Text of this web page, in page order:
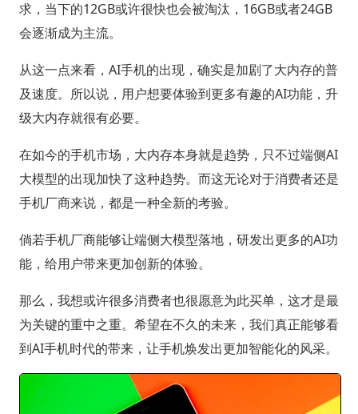
求，当下的12GB或许很快也会被淘汰，16GB或者24GB
会逐渐成为主流。
从这一点来看，AI手机的出现，确实是加剧了大内存的普
及速度。所以说，用户想要体验到更多有趣的AI功能，升
级大内存就很有必要。
在如今的手机市场，大内存本身就是趋势，只不过端侧AI
大模型的出现加快了这种趋势。而这无论对于消费者还是
手机厂商来说，都是一种全新的考验。
倘若手机厂商能够让端侧大模型落地，研发出更多的AI功
能，给用户带来更加创新的体验。
那么，我想或许很多消费者也很愿意为此买单，这才是最
为关键的重中之重。希望在不久的未来，我们真正能够看
到AI手机时代的带来，让手机焕发出更加智能化的风采。